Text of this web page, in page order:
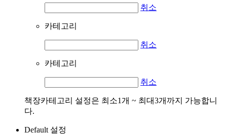
취소
카테고리
취소
카테고리
취소
책장카테고리 설정은 최소1개 ~ 최대3개까지 가능합니
다.
Default 설정